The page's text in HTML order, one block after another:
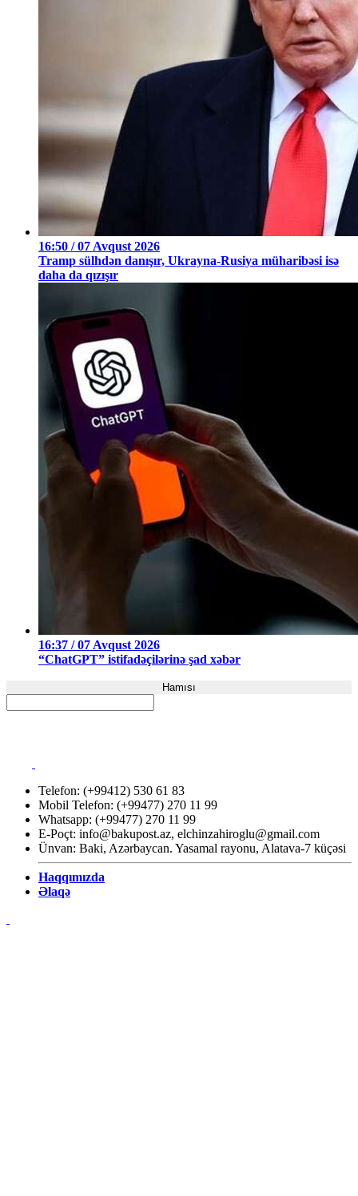
16:50 / 07 Avqust 2026
Tramp sülhdən danışır, Ukrayna-Rusiya müharibəsi isə
daha da qızışır
16:37 / 07 Avqust 2026
“ChatGPT” istifadəçilərinə şad xəbər
Hamısı
Telefon: (+99412) 530 61 83
Mobil Telefon: (+99477) 270 11 99
Whatsapp: (+99477) 270 11 99
E-Poçt: info@bakupost.az, elchinzahiroglu@gmail.com
Ünvan: Baki, Azərbaycan. Yasamal rayonu, Alatava-7 küçəsi
Haqqımızda
Əlaqə